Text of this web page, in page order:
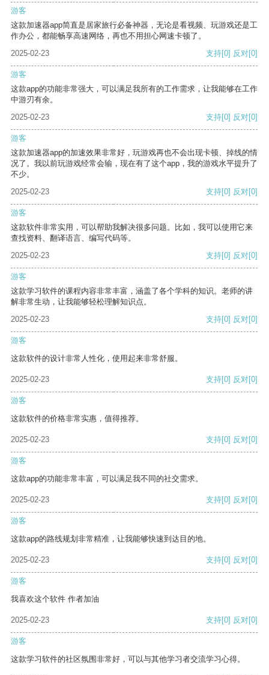
游客
这款加速器app简直是居家旅行必备神器，无论是看视频、玩游戏还是工
作办公，都能畅享高速网络，再也不用担心网速卡顿了。
2025-02-23
支持[0] 反对[0]
游客
这款app的功能非常强大，可以满足我所有的工作需求，让我能够在工作
中游刃有余。
2025-02-23
支持[0] 反对[0]
游客
这款加速器app的加速效果非常好，玩游戏再也不会出现卡顿、掉线的情
况了。我以前玩游戏经常会输，现在有了这个app，我的游戏水平提升了
不少。
2025-02-23
支持[0] 反对[0]
游客
这款软件非常实用，可以帮助我解决很多问题。比如，我可以使用它来
查找资料、翻译语言、编写代码等。
2025-02-23
支持[0] 反对[0]
游客
这款学习软件的课程内容非常丰富，涵盖了各个学科的知识。老师的讲
解非常生动，让我能够轻松理解知识点。
2025-02-23
支持[0] 反对[0]
游客
这款软件的设计非常人性化，使用起来非常舒服。
2025-02-23 支持[0] 反对[0]
游客
这款软件的价格非常实惠，值得推荐。
2025-02-23 支持[0] 反对[0]
游客
这款app的功能非常丰富，可以满足我不同的社交需求。
2025-02-23 支持[0] 反对[0]
游客
这款app的路线规划非常精准，让我能够快速到达目的地。
2025-02-23 支持[0] 反对[0]
游客
我喜欢这个软件 作者加油
2025-02-23 支持[0] 反对[0]
游客
这款学习软件的社区氛围非常好，可以与其他学习者交流学习心得。